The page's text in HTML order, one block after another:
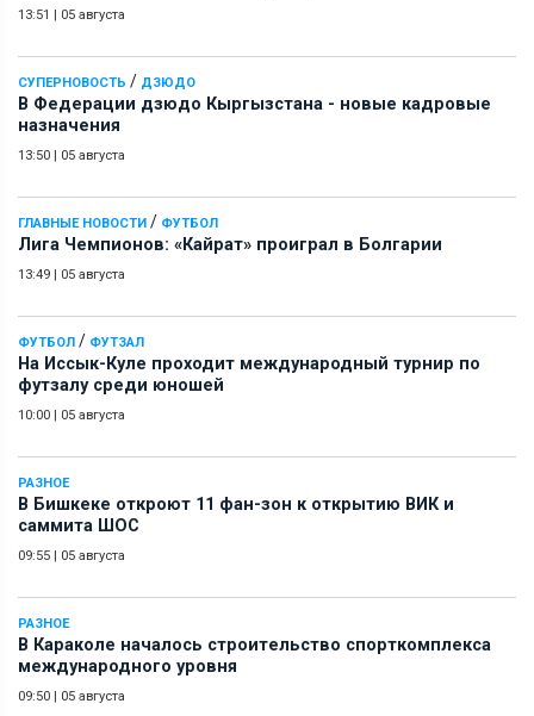
13:51 05 августа
СУПЕРНОВОСТЬ / ДЗЮДО
В Федерации дзюдо Кыргызстана - новые кадровые
назначения
13:50 05 августа
ГЛАВНЫЕ НОВОСТИ / ФУТБОЛ
Лига Чемпионов: «Кайрат» проиграл в Болгарии
13:49 05 августа
ФУТБОЛ / ФУТЗАЛ
На Иссык-Куле проходит международный турнир по
футзалу среди юношей
10:00 05 августа
РАЗНОЕ
В Бишкеке откроют 11 фан-зон к открытию ВИК и
саммита ШОС
09:55 05 августа
РАЗНОЕ
В Караколе началось строительство спорткомплекса
международного уровня
09:50 05 августа